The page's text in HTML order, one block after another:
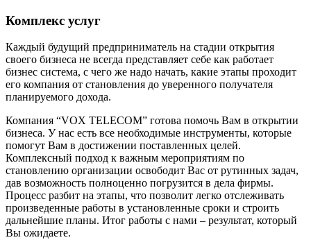
Комплекс услуг
Каждый будущий предприниматель на стадии открытия
своего бизнеса не всегда представляет себе как работает
бизнес система, с чего же надо начать, какие этапы проходит
его компания от становления до уверенного получателя
планируемого дохода.
Компания “VOX TELECOM” готова помочь Вам в открытии
бизнеса. У нас есть все необходимые инструменты, которые
помогут Вам в достижении поставленных целей.
Комплексный подход к важным мероприятиям по
становлению организации освободит Вас от рутинных задач,
дав возможность полноценно погрузится в дела фирмы.
Процесс разбит на этапы, что позволит легко отслеживать
произведенные работы в установленные сроки и строить
дальнейшие планы. Итог работы с нами – результат, который
Вы ожидаете.